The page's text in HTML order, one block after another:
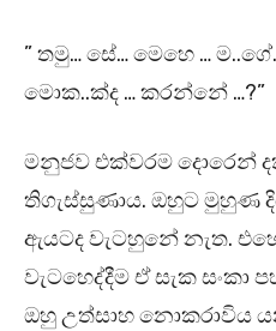
” තමු… සේ… මෙහෙ …
මොක..ක්ද … කරන්නේ …?”
මනුජව එක්වරම දොරෙන්
තිගැස්සුණාය. ඔහුට මුහුණ
ඇයටද වැටහුනේ නැත.
වැටහෙද්දීම ඒ සැක සංකා
ඔහු උත්සාහ නොකරාවිය